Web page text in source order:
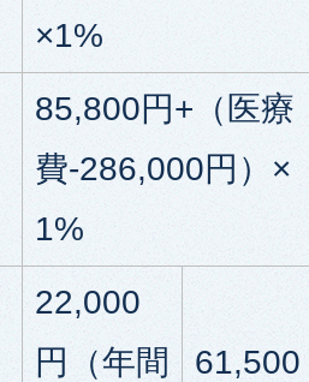
×1%
85,800円+（医療
費-286,000円）×
1%
22,000
円（年間
61,500